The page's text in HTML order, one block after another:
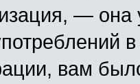
—
вам